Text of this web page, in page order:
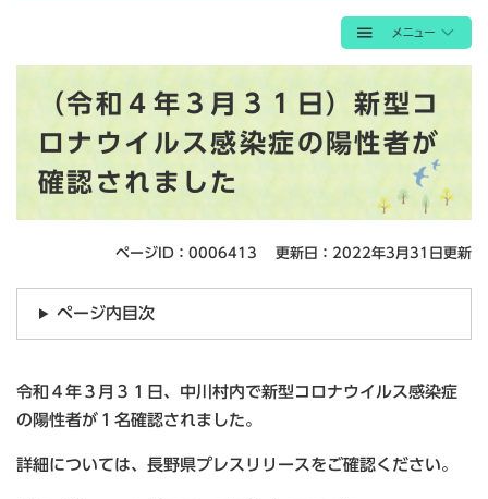
（令和４年３月３１日）新型コ
ロナウイルス感染症の陽性者が
確認されました
ページID：0006413 更新日：2022年3月31日更新
ページ内目次
令和４年３月３１日、中川村内で新型コロナウイルス感染症
の陽性者が１名確認されました。
詳細については、長野県プレスリリースをご確認ください。